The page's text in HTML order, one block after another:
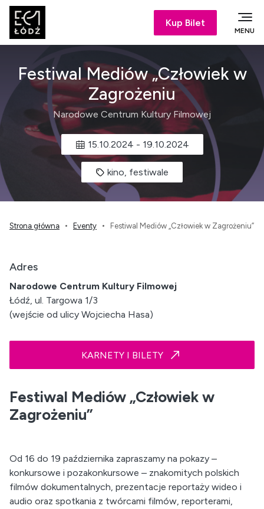
Kup Bilet
MENU
Festiwal Mediów „Człowiek w
Zagrożeniu
Narodowe Centrum Kultury Filmowej
15.10.2024 - 19.10.2024
kino, festiwale
Strona główna Eventy Festiwal Mediów „Człowiek w Zagrożeniu”
Festiwal Mediów „Człowiek w
Zagrożeniu”
Od 16 do 19 października zapraszamy na pokazy –
konkursowe i pozakonkursowe – znakomitych polskich
filmów dokumentalnych, prezentacje reportaży wideo i
audio oraz spotkania z twórcami filmów, reporterami,
Adres
Narodowe Centrum Kultury Filmowej
Łódź, ul. Targowa 1/3
(wejście od ulicy Wojciecha Hasa)
KARNETY I BILETY